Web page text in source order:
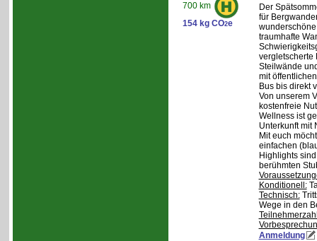
700 km
154 kg CO2e
Der
für
traumhafte
vergletscherte
Steilwände
mit
Bus bis direkt
Von unserem
kostenfreie
Wellness ist
Unterkunft mit
Mit euch
einfachen
Highlights
berühmten
Konditionell:
Technisch:
Wege in den
Anmeldung